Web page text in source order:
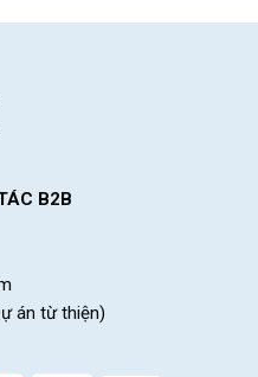
Nhơn, HCM (Gò Vấp cũ)
P.Chợ Quán, HCM (Quận
Ngãi Giao, HCM (Châu Đức,
Thọ Hòa, HCM(Q.Tân Phú
KĐT Vạn Phúc, P.Hiệp Bình,
P.Tân Hưng, HCM (Quận 7
B2B
án từ thiện)